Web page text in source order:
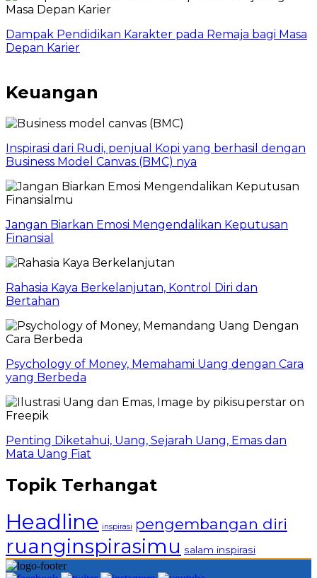
Dampak Pendidikan Karakter pada Remaja bagi Masa
Depan Karier
Keuangan
Inspirasi dari Rudi, penjual Kopi yang berhasil dengan
Business Model Canvas (BMC) nya
Jangan Biarkan Emosi Mengendalikan Keputusan
Finansial
Rahasia Kaya Berkelanjutan, Kontrol Diri dan
Bertahan
Psychology of Money, Memahami Uang dengan Cara
yang Berbeda
Penting Diketahui, Uang, Sejarah Uang, Emas dan
Mata Uang Fiat
Topik Terhangat
Headline inspirasi pengembangan diri
ruanginspirasimu salam inspirasi